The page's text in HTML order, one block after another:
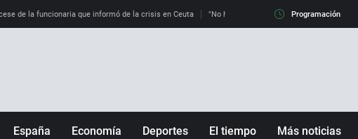
de la funcionaria que informó de la crisis en Ceuta "No hay mafias, que no nos engañen":
Programación
España Economía Deportes El tiempo Más noticias